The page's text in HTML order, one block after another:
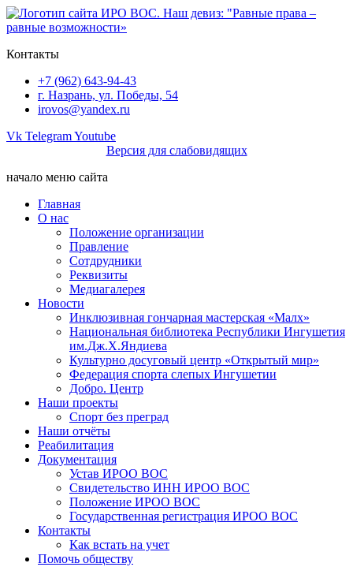
Перейти
к
Контакты
+7 (962) 643-94-43
г. Назрань, ул. Победы, 54
irovos@yandex.ru
Vk TelegramYoutube
Версия для слабовидящих
начало меню сайта
Главная
О нас
Положение организации
Правление
Сотдрудники
Реквизиты
Медиагалерея
Новости
Инклюзивная гончарная мастерская «Малх»
Национальная библиотека Республики Ингушетия
им.Дж.Х.Яндиева
Культурно досуговый центр «Открытый мир»
Федерация спорта слепых Ингушетии
Добро. Центр
Наши проекты
Спорт без преград
Наши отчёты
Реабилитация
Документация
Устав ИРОО ВОС
Свидетельство ИНН ИРОО ВОС
Положение ИРОО ВОС
Государственная регистрация ИРОО ВОС
Контакты
Как встать на учет
Помочь обществу